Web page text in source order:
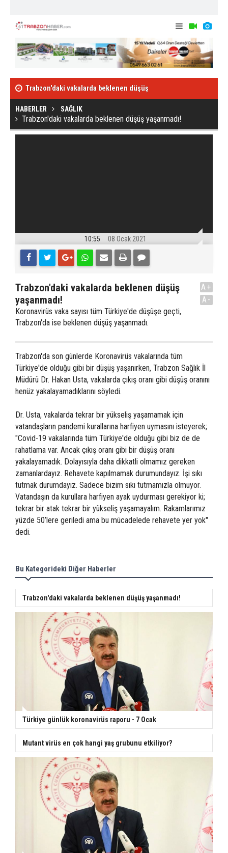
Trabzon'daki vakalarda beklenen düşüş
yaşanmadı!
HABERLER SAĞLIK
Trabzon'daki vakalarda beklenen düşüş yaşanmadı!
10:55 08 Ocak 2021
Trabzon'daki vakalarda beklenen düşüş
yaşanmadı!
Koronavirüs vaka sayısı tüm Türkiye'de düşüşe geçti,
Trabzon'da ise beklenen düşüş yaşanmadı.
A+
A-
Trabzon'da son günlerde Koronavirüs vakalarında tüm
Türkiye'de olduğu gibi bir düşüş yaşanırken, Trabzon Sağlık İl
Müdürü Dr. Hakan Usta, vakalarda çıkış oranı gibi düşüş oranını
henüz yakalayamadıklarını söyledi.
Dr. Usta, vakalarda tekrar bir yükseliş yaşamamak için
vatandaşların pandemi kurallarına harfiyen uymasını isteyerek;
"Covid-19 vakalarında tüm Türkiye'de olduğu gibi biz de de
rahatlama var. Ancak çıkış oranı gibi bir düşüş oranı
yakalayamadık. Dolayısıyla daha dikkatli olmamız gereken
zamanlardayız. Rehavete kapılmamak durumundayız. İşi sıkı
tutmak durumdayız. Sadece bizim sıkı tutmamızla olmuyor.
Vatandaşın da kurullara harfiyen ayak uydurması gerekiyor ki;
tekrar bir atak tekrar bir yükseliş yaşamayalım. Rakamlarımız
yüzde 50’lere geriledi ama bu mücadelede rehavete yer yok"
dedi.
Bu Kategorideki Diğer Haberler
Trabzon'daki vakalarda beklenen düşüş yaşanmadı!
Türkiye günlük koronavirüs raporu - 7 Ocak
Mutant virüs en çok hangi yaş grubunu etkiliyor?